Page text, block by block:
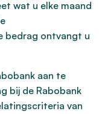
wat u elke maand
bedrag ontvangt u
aan te
bij de Rabobank
van